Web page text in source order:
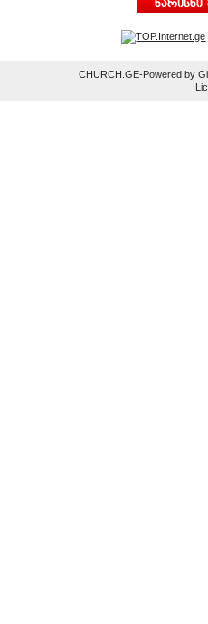
CHURCH.GE-Powered by